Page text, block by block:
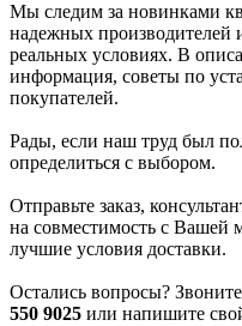
Мы следим за новинками
надежных производителей
реальных условиях. В
информация, советы по
покупателей.
Рады, если наш труд был
определиться с выбором.
Отправьте заказ,
на совместимость с Вашей
лучшие условия доставки.
Остались вопросы? Звоните
550 9025 или напишите